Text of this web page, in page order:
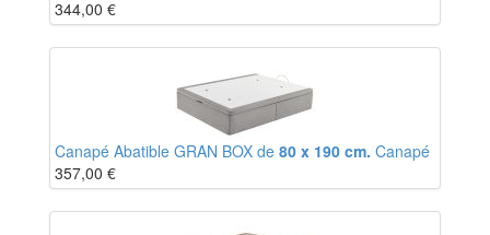
344,00 €
Canapé Abatible GRAN BOX de 80 x 190 cm. Canapé
357,00 €